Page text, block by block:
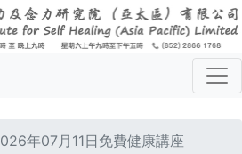
年07月11日免費健康講座